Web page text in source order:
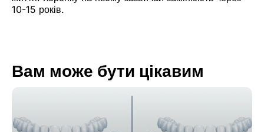
10-15 років.
Вам може бути цікавим